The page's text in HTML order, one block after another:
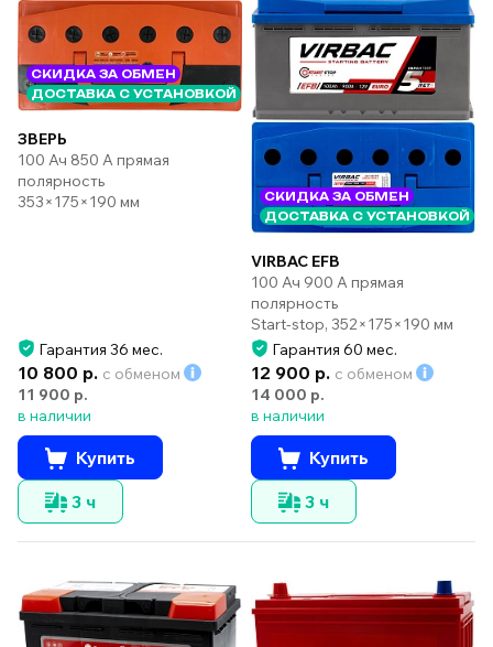
СКИДКА ЗА ОБМЕН
ДОСТАВКА С УСТАНОВКОЙ
ЗВЕРЬ
100 Ач 850 А прямая
полярность
353×175×190 мм
Гарантия 36 мес.
10 800 р. с обменом
11 900 р.
в наличии
Купить
3 ч
СКИДКА ЗА ОБМЕН
ДОСТАВКА С УСТАНОВКОЙ
VIRBAC EFB
100 Ач 900 А прямая
полярность
Start-stop, 352×175×190 мм
Гарантия 60 мес.
12 900 р. с обменом
14 000 р.
в наличии
Купить
3 ч